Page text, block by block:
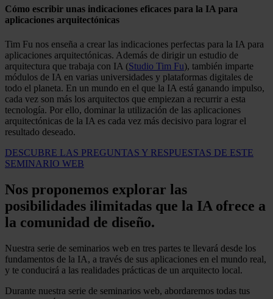
Cómo escribir unas indicaciones eficaces para la IA para
aplicaciones arquitectónicas
Tim Fu nos enseña a crear las indicaciones perfectas para la IA para
aplicaciones arquitectónicas. Además de dirigir un estudio de
arquitectura que trabaja con IA (Studio Tim Fu), también imparte
módulos de IA en varias universidades y plataformas digitales de
todo el planeta. En un mundo en el que la IA está ganando impulso,
cada vez son más los arquitectos que empiezan a recurrir a esta
tecnología. Por ello, dominar la utilización de las aplicaciones
arquitectónicas de la IA es cada vez más decisivo para lograr el
resultado deseado.
DESCUBRE LAS PREGUNTAS Y RESPUESTAS DE ESTE
SEMINARIO WEB
Nos proponemos explorar las
posibilidades ilimitadas que la IA ofrece a
la comunidad de diseño.
Nuestra serie de seminarios web en tres partes te llevará desde los
fundamentos de la IA, a través de sus aplicaciones en el mundo real,
y te conducirá a las realidades prácticas de un arquitecto local.
Durante nuestra serie de seminarios web, abordaremos todas tus